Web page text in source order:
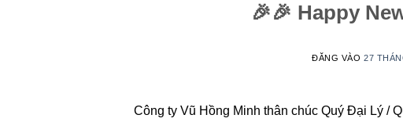
🎉🎉 Happy
ĐĂNG VÀO27
Công ty Vũ Hồng Minh thân chúc Quý Đại Lý /